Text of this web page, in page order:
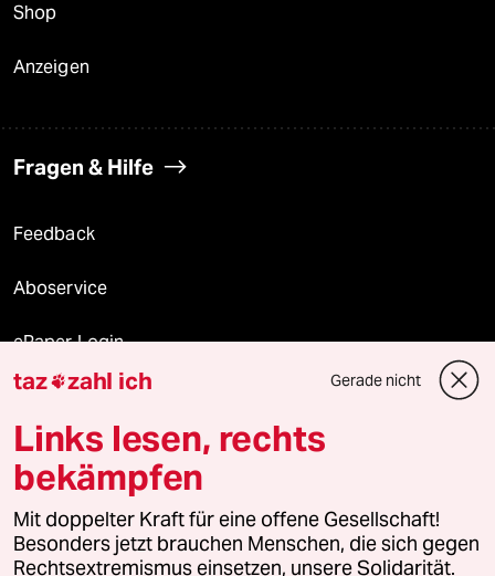
Shop
Anzeigen
Fragen & Hilfe
Feedback
Aboservice
ePaper Login
Downloads für Abonnierende
© 2026 taz Verlags und Vertriebs GmbH
Alle Rechte vorbehalten. Bei rechtlichen Fragen oder für Genehmigungen
wenden Sie sich bitte an
lizenzen@taz.de
taz zahl ich Gerade nicht
Links lesen, rechts
bekämpfen
Mit doppelter Kraft für eine offene Gesellschaft!
Besonders jetzt brauchen Menschen, die sich gegen
Rechtsextremismus einsetzen, unsere Solidarität.